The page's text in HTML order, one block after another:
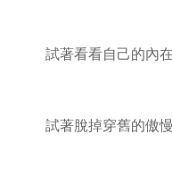
試著看看自己的內在
試著脫掉穿舊的傲